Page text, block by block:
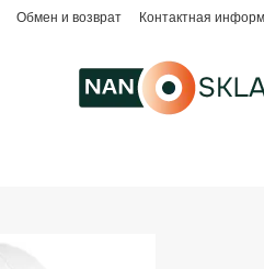
Обмен и возврат Контактная